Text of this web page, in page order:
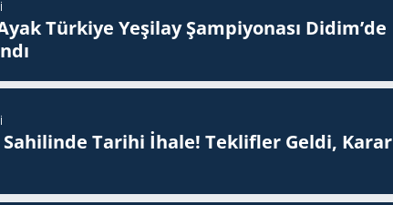
Tür­ki­ye Ye­şi­lay Şam­pi­yo­na­sı Didim’de
Tarihi İhale! Teklifler Geldi, Karar